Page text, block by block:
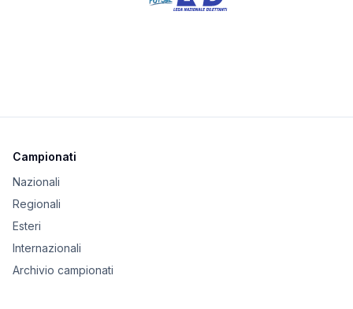
Campionati
Nazionali
Regionali
Esteri
Internazionali
Archivio campionati